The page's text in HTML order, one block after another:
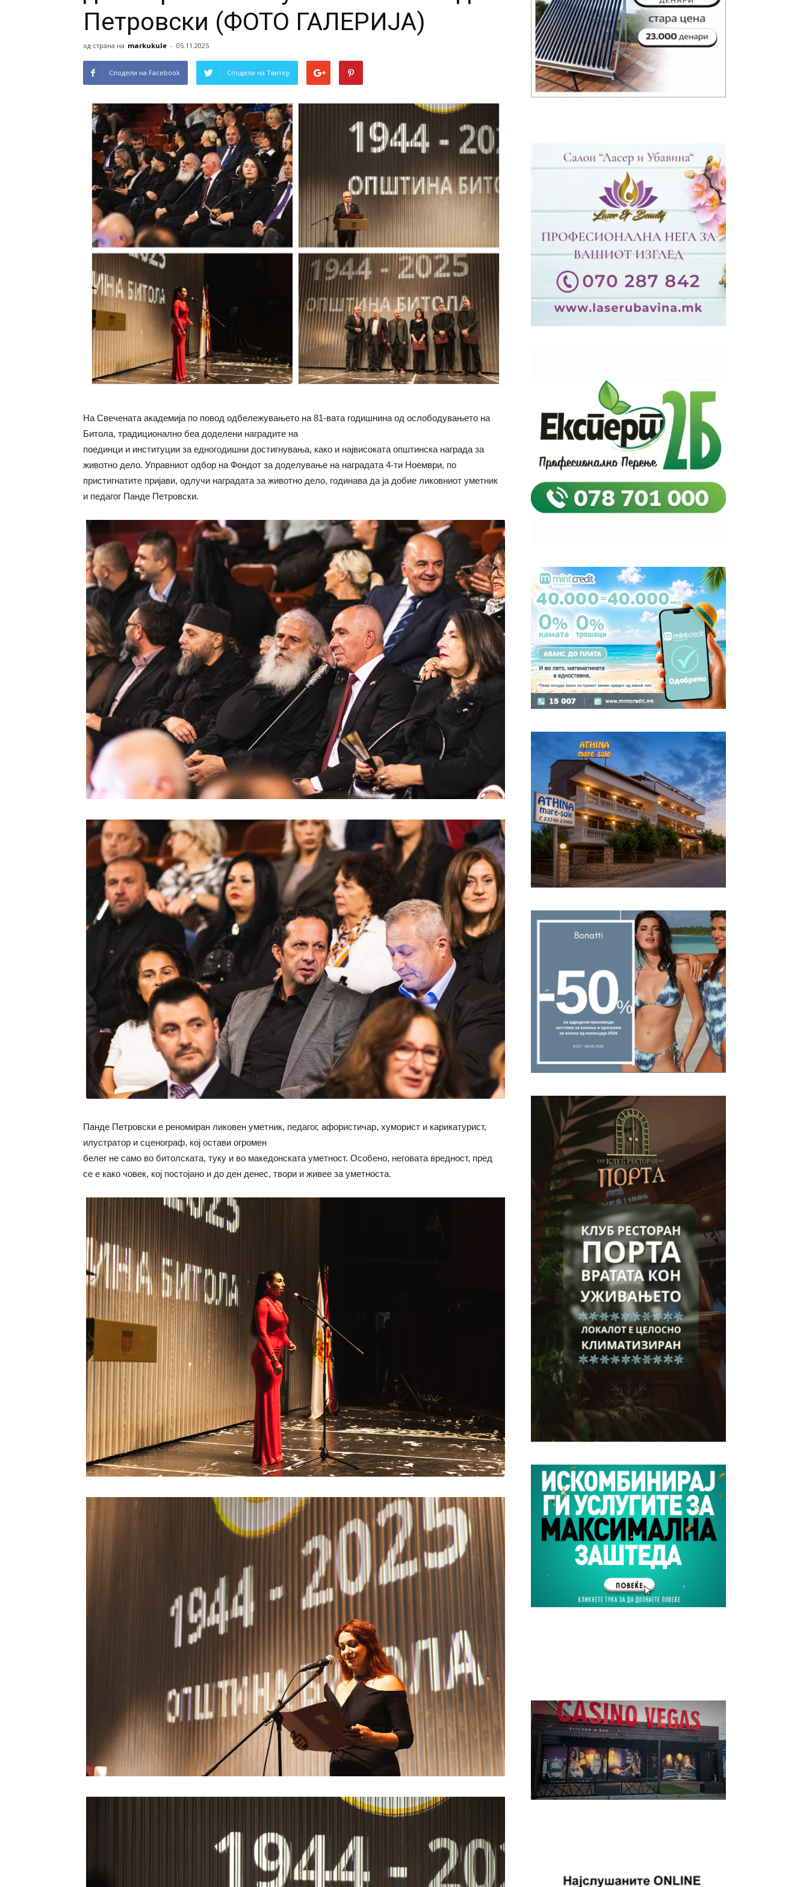
Петровски (ФОТО ГАЛЕРИЈА)
од страна на markukule - 05.11.2025
Сподели на Facebook Сподели на Твитер
На Свечената академија по повод одбележувањето на 81-вата годишнина од ослободувањето на
Битола, традиционално беа доделени наградите на
поединци и институции за едногодишни достигнувања, како и највисоката општинска награда за
животно дело. Управниот одбор на Фондот за доделување на наградата 4-ти Ноември, по
пристигнатите пријави, одлучи наградата за животно дело, годинава да ја добие ликовниот уметник
и педагог Панде Петровски.
Панде Петровски е реномиран ликовен уметник, педагог, афористичар, хуморист и карикатурист,
илустратор и сценограф, кој остави огромен
белег не само во битолската, туку и во македонската уметност. Особено, неговата вредност, пред
се е како човек, кој постојано и до ден денес, твори и живее за уметноста.